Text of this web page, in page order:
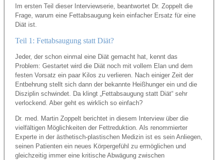
Im ersten Teil dieser Interviewserie, beantwortet Dr. Zoppelt die
Frage, warum eine Fettabsaugung kein einfacher Ersatz für eine
Diät ist.
Teil 1: Fettabsaugung statt Diät?
Jeder, der schon einmal eine Diät gemacht hat, kennt das
Problem: Gestartet wird die Diät noch mit vollem Elan und dem
festen Vorsatz ein paar Kilos zu verlieren. Nach einiger Zeit der
Entbehrung stellt sich dann der bekannte Heißhunger ein und die
Disziplin schwindet. Da klingt „Fettabsaugung statt Diät“ sehr
verlockend. Aber geht es wirklich so einfach?
Dr. med. Martin Zoppelt berichtet in diesem Interview über die
vielfältigen Möglichkeiten der Fettreduktion. Als renommierter
Experte in der ästhetisch-plastischen Medizin ist es sein Anliegen,
seinen Patienten ein neues Körpergefühl zu ermöglichen und
gleichzeitig immer eine kritische Abwägung zwischen